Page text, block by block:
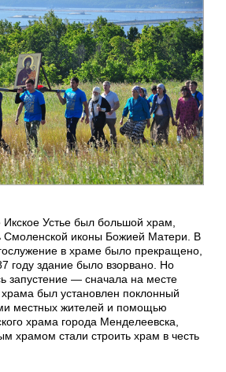
Устье был большой храм,
Смоленской иконы Божией Матери. В
в храме было прекращено,
году здание было взорвано. Но
запустение — сначала на месте
храма был установлен поклонный
местных жителей и помощью
храма города Менделеевска,
храмом стали строить храм в честь